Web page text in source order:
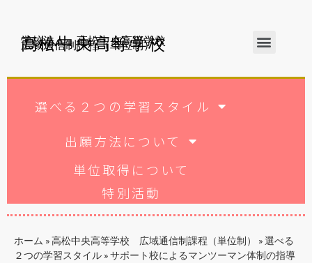
学校法人 高松中央高等学校
高松中央高等学校
広域通信制課程（単位制）
選べる２つの学習スタイル
出願方法について
単位取得について
特別活動
ホーム »高松中央高等学校 広域通信制課程（単位制） »選べる
２つの学習スタイル »サポート校によるマンツーマン体制の指導